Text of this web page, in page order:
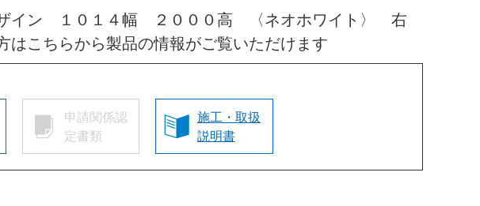
イン １０１４幅 ２０００高 〈ネオホワイト〉 右
こちらから製品の情報がご覧いただけます
申請関係認
定書類
施工・取扱
説明書